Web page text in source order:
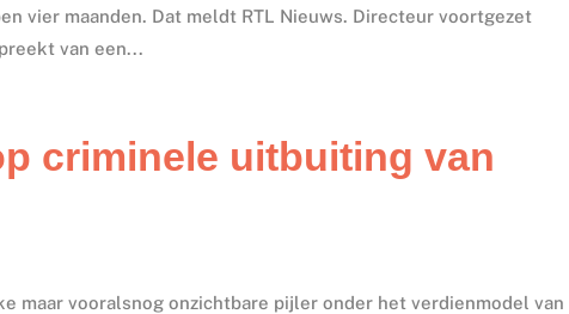
vier maanden. Dat meldt RTL Nieuws. Directeur voortgezet
van een...
criminele uitbuiting van
maar vooralsnog onzichtbare pijler onder het verdienmodel van